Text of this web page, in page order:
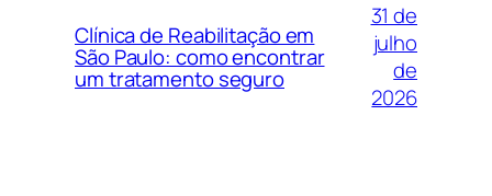
Clínica de Reabilitação em
São Paulo: como encontrar
um tratamento seguro
31 de
julho
de
2026